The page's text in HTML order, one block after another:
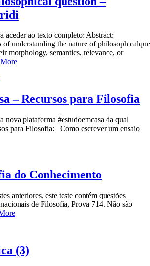
aceder ao texto completo: Abstract:
of understanding the nature of
morphology, semantics, relevance, or
More
– Recursos para Filosofia
nova plataforma #estudoemcasa da qual
para Filosofia: Como escrever um ensaio
do Conhecimento
anteriores, este teste contém questões
de Filosofia, Prova 714. Não são
(3)